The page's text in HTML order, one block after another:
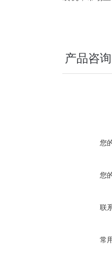
产品咨询
您
您
联
常